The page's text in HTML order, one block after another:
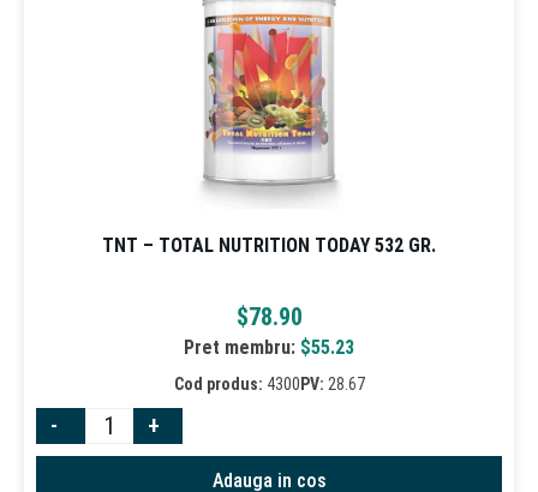
TNT – TOTAL NUTRITION TODAY 532 GR.
$78.90
Pret membru: $55.23
Cod produs: 4300 PV: 28.67
- +
Adauga in cos